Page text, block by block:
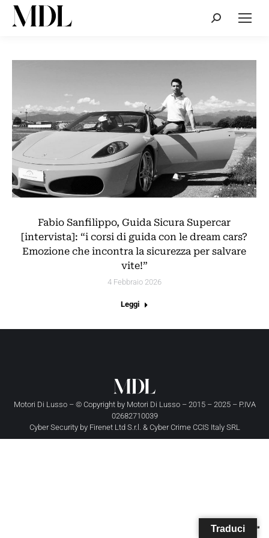
Cerca:
Fabio Sanfilippo, Guida Sicura Supercar
[intervista]: “i corsi di guida con le dream cars?
Emozione che incontra la sicurezza per salvare
vite!”
4 Febbraio 2026
Leggi
Motori Di Lusso – © Copyright by Motori Di Lusso– 2015 – 2025 – P.IVA
02682710039
Cyber Security by Firenet Ltd S.r.l. & Cyber Crime CCIS Italy SRL
Traduci